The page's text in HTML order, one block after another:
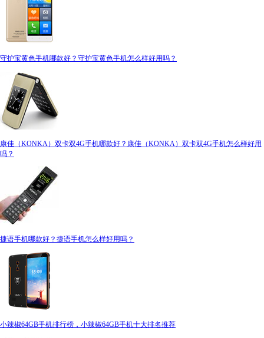
守护宝黄色手机哪款好？守护宝黄色手机怎么样好用吗？
康佳（KONKA）双卡双4G手机哪款好？康佳（KONKA）双卡双4G手机怎么样好用
吗？
捷语手机哪款好？捷语手机怎么样好用吗？
小辣椒64GB手机排行榜，小辣椒64GB手机十大排名推荐